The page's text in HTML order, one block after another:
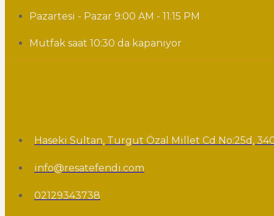
Pazartesi - Pazar 9:00 AM - 11:15 PM
Mutfak saat 10:30 da kapanıyor
Haseki Sultan, Turgut Özal Millet Cd No:25d,
info@resatefendi.com
02129343738